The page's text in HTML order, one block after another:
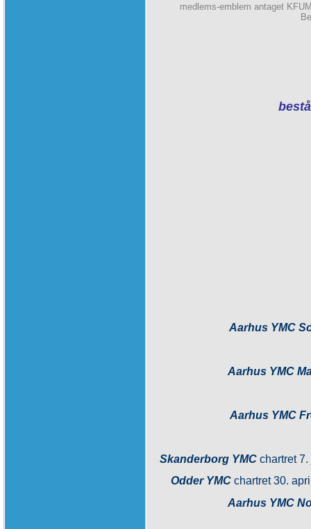
medlems-emblem antaget
Aarhus YMC
Aarhus YMC
Aarhus YMC
Skanderborg YMCchartret 7.
Odder YMCchartret 30.
Aarhus YMC